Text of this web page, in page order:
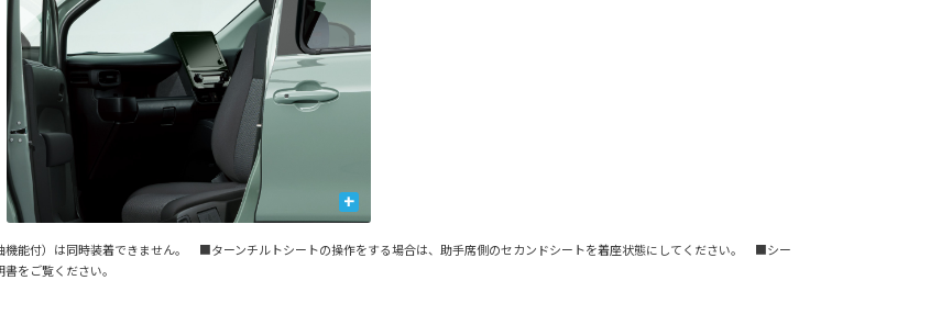
+
能付）は同時装着できません。 ■ターンチルトシートの操作をする場合は、助⼿席側のセカンドシートを着座状態にしてください。 ■シー
をご覧ください。